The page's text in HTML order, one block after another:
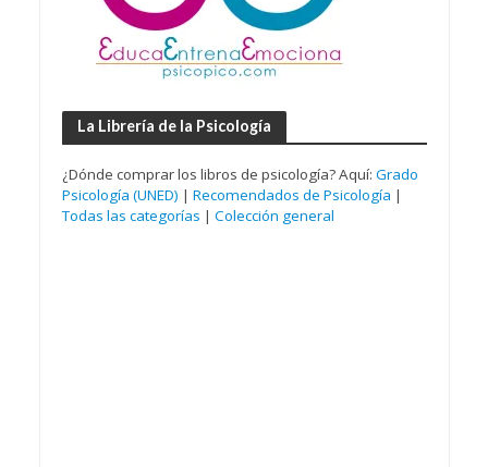
La Librería de la Psicología
¿Dónde comprar los libros de psicología? Aquí: Grado
Psicología (UNED) | Recomendados de Psicología |
Todas las categorías | Colección general